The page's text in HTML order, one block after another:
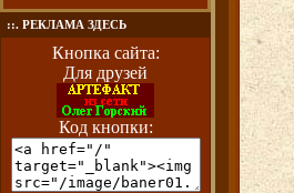
::. РЕКЛАМА ЗДЕСЬ
Кнопка сайта:
Для друзей
Код кнопки: